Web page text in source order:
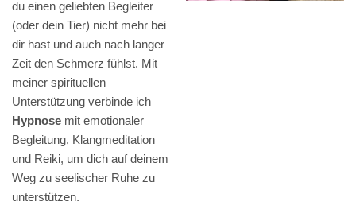
du einen geliebten Begleiter
(oder dein Tier) nicht mehr bei
dir hast und auch nach langer
Zeit den Schmerz fühlst. Mit
meiner spirituellen
Unterstützung verbinde ich
Hypnose mit emotionaler
Begleitung, Klangmeditation
und Reiki, um dich auf deinem
Weg zu seelischer Ruhe zu
unterstützen.